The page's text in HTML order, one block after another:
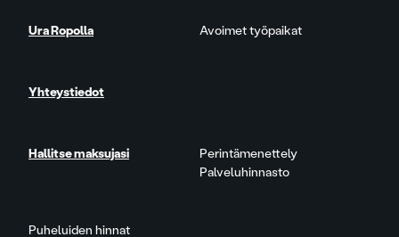
Puheluiden hinnat
Ura Ropolla Avoimet työpaikat
Yhteystiedot
Hallitse maksujasi
Perintämenettely
Palveluhinnasto